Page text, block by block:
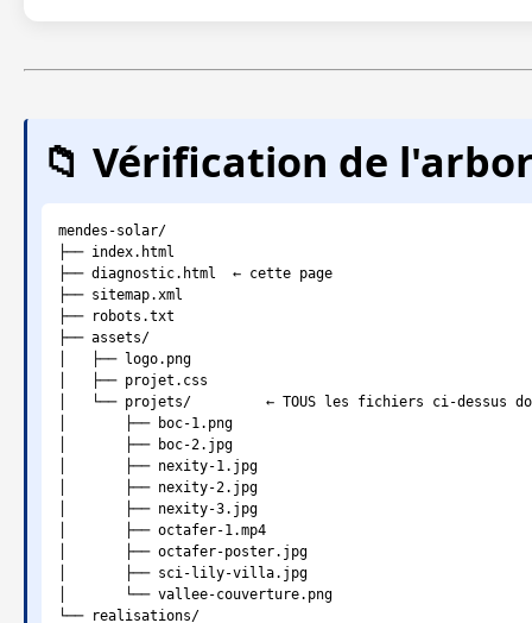
📁 Vérification de
mendes-solar/
├── index.html
├── diagnostic.html  ← cette page
├── sitemap.xml
├── robots.txt
├── assets/
│   ├── logo.png
│   ├── projet.css
│   └── projets/         ← TOUS les fichiers ci-dessus
│       ├── boc-1.png
│       ├── boc-2.jpg
│       ├── nexity-1.jpg
│       ├── nexity-2.jpg
│       ├── nexity-3.jpg
│       ├── octafer-1.mp4
│       ├── octafer-poster.jpg
│       ├── sci-lily-villa.jpg
│       └── vallee-couverture.png
└── realisations/